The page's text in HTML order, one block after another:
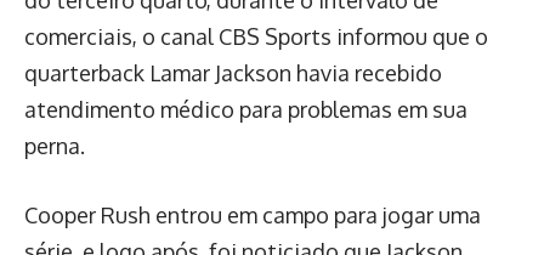
comerciais, o canal CBS Sports informou que o
quarterback Lamar Jackson havia recebido
atendimento médico para problemas em sua
perna.
Cooper Rush entrou em campo para jogar uma